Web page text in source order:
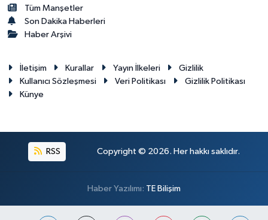
Tüm Manşetler
Son Dakika Haberleri
Haber Arşivi
İletişim Kurallar Yayın İlkeleri
Gizlilik
Kullanıcı Sözleşmesi
Veri Politikası
Gizlilik Politikası
Künye
RSS Copyright © 2026. Her hakkı saklıdır.
Haber Yazılımı: TE Bilişim